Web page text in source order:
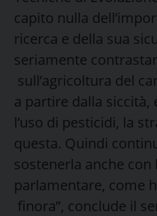
capito nulla
ricerca e della sua
seriamente
sull’agricoltura del
a partire dalla
l’uso di pesticidi, la
questa. Quindi
sostenerla anche
parlamentare, come
finora”, conclude il